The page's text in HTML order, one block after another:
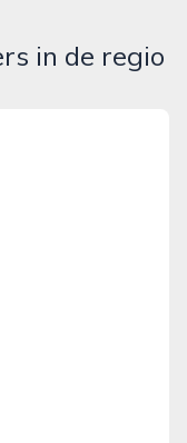
in de regio